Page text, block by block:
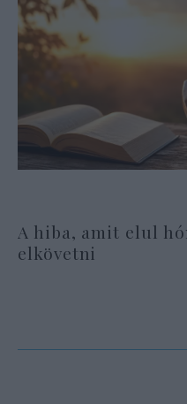
A hiba, amit elul
elkövetni